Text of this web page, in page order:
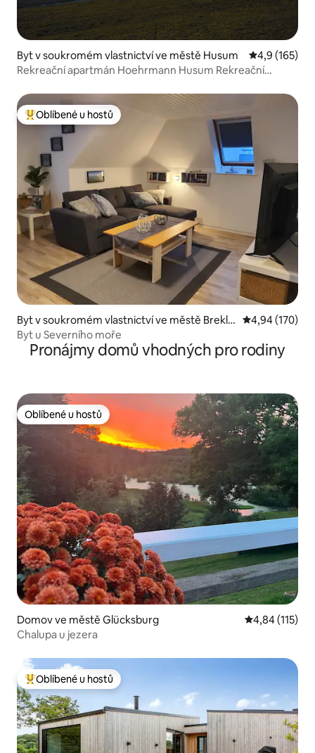
Byt v soukromém vlastnictví ve městě Husum Průměrné
4,9 (165)
Rekreační apartmán Hoehrmann Husum Rekreační
Nejlepší v kategorii Oblíbené u hostů
Oblíbené u hostů
Byt v soukromém vlastnictví ve městě Breklu
m
Průměrné
4,94 (170)
Byt u Severního moře
Pronájmy domů vhodných pro rodiny
Oblíbené u hostů
Oblíbené u hostů
Domov ve městě Glücksburg Průměrné
4,84 (115)
Chalupa u jezera
Nejlepší v kategorii Oblíbené u hostů
Oblíbené u hostů